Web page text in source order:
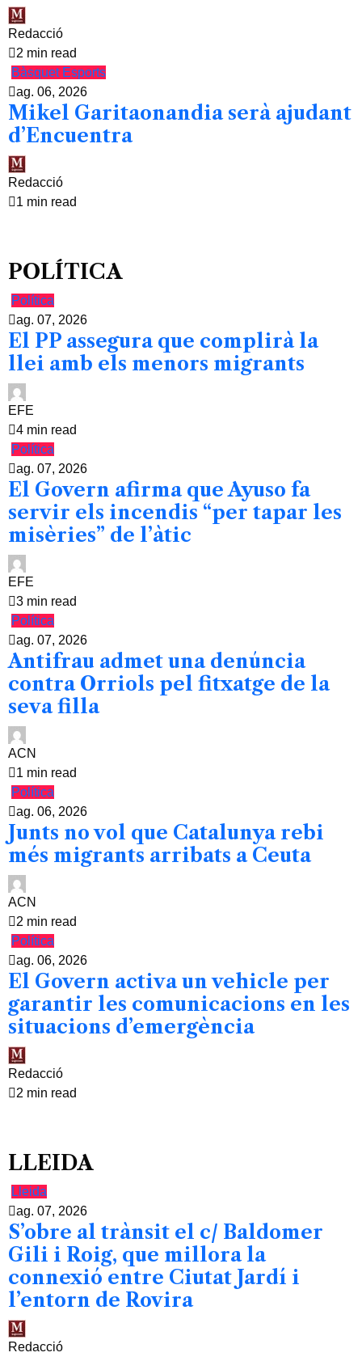
Redacció
2 min read
Bàsquet Esports
ag. 06, 2026
Mikel Garitaonandia serà ajudant
d’Encuentra
Redacció
1 min read
POLÍTICA
Política
ag. 07, 2026
El PP assegura que complirà la
llei amb els menors migrants
EFE
4 min read
Política
ag. 07, 2026
El Govern afirma que Ayuso fa
servir els incendis “per tapar les
misèries” de l’àtic
EFE
3 min read
Política
ag. 07, 2026
Antifrau admet una denúncia
contra Orriols pel fitxatge de la
seva filla
ACN
1 min read
Política
ag. 06, 2026
Junts no vol que Catalunya rebi
més migrants arribats a Ceuta
ACN
2 min read
Política
ag. 06, 2026
El Govern activa un vehicle per
garantir les comunicacions en les
situacions d’emergència
Redacció
2 min read
LLEIDA
Lleida
ag. 07, 2026
S’obre al trànsit el c/ Baldomer
Gili i Roig, que millora la
connexió entre Ciutat Jardí i
l’entorn de Rovira
Redacció